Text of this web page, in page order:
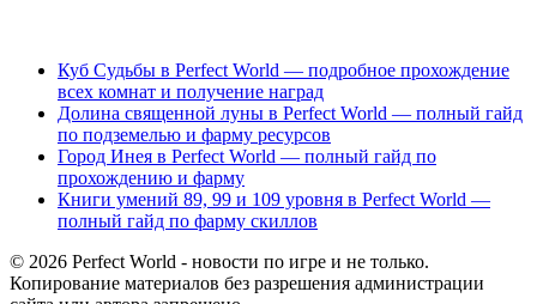
Куб Судьбы в Perfect World — подробное прохождение
всех комнат и получение наград
Долина священной луны в Perfect World — полный гайд
по подземелью и фарму ресурсов
Город Инея в Perfect World — полный гайд по
прохождению и фарму
Книги умений 89, 99 и 109 уровня в Perfect World —
полный гайд по фарму скиллов
© 2026 Perfect World - новости по игре и не только.
Копирование материалов без разрешения администрации